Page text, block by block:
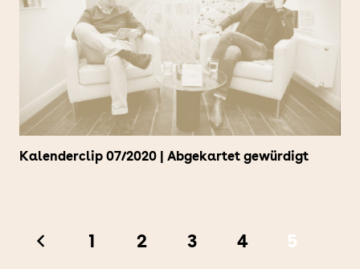
Kalenderclip 07/2020 | Abgekartet gewürdigt
1 2 3 4 5